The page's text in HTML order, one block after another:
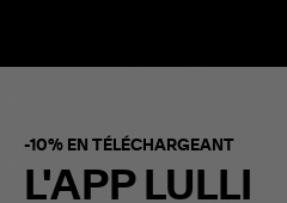
-10% EN TÉLÉCHARGEANT
L'APP LULLI